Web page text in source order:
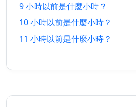
12 小時
以前
28/7/2026
以前
以後
9 小時以前是什麼小時？
10 小時以前是什麼小時？
11 小時以前是什麼小時？